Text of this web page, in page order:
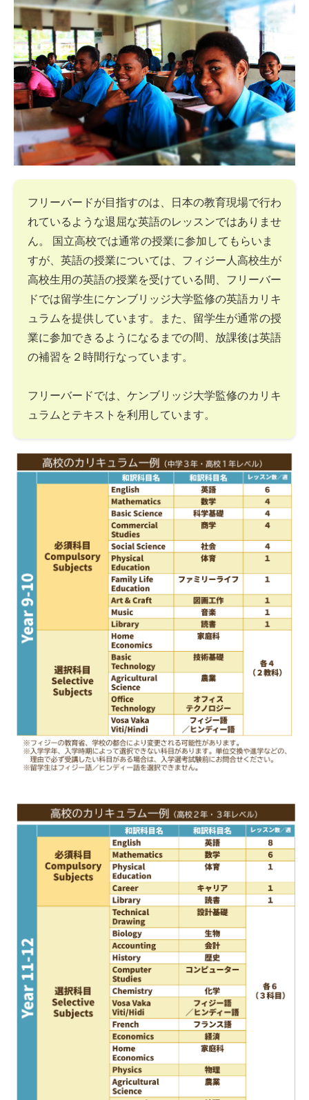
フリーバードが目指すのは、日本の教育現場で行わ
れているような退屈な英語のレッスンではありませ
ん。 国立高校では通常の授業に参加してもらいま
すが、英語の授業については、フィジー人高校生が
高校生用の英語の授業を受けている間、フリーバー
ドでは留学生にケンブリッジ大学監修の英語カリキ
ュラムを提供しています。また、留学生が通常の授
業に参加できるようになるまでの間、放課後は英語
の補習を２時間行なっています。
フリーバードでは、ケンブリッジ大学監修のカリキ
ュラムとテキストを利用しています。